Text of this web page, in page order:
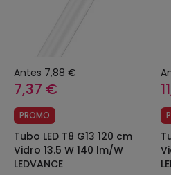
Antes 7,88 €
7,37 €
PROMO
Tubo LED T8 G13 120 cm
Vidro 13.5 W 140 lm/W
LEDVANCE